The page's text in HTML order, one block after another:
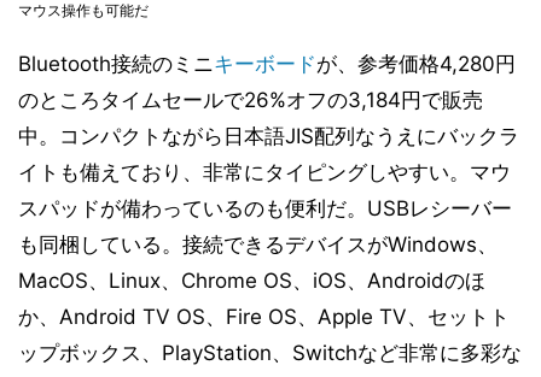
マウス操作も可能だ
Bluetooth接続のミニキーボードが、参考価格4,280円
のところタイムセールで26%オフの3,184円で販売
中。コンパクトながら日本語JIS配列なうえにバックラ
イトも備えており、非常にタイピングしやすい。マウ
スパッドが備わっているのも便利だ。USBレシーバー
も同梱している。接続できるデバイスがWindows、
MacOS、Linux、Chrome OS、iOS、Androidのほ
か、Android TV OS、Fire OS、Apple TV、セットト
ップボックス、PlayStation、Switchなど非常に多彩な